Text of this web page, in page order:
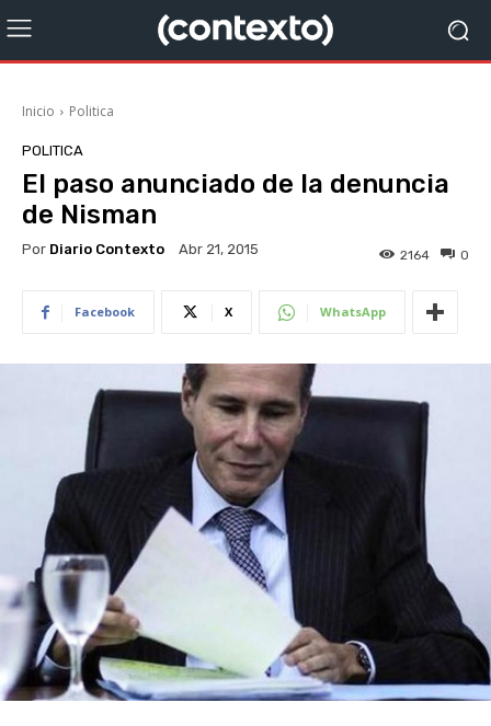
Inicio Politica
POLITICA
El paso anunciado de la denuncia
de Nisman
Por Diario Contexto Abr 21, 2015 0
2164
Facebook X WhatsApp